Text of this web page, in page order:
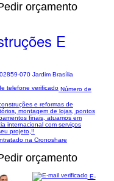
orçamento
E
070 Jardim Brasília
Número de
e reformas de
montagem de lojas, pontos
finais, atuamos em
internacional com serviços
projeto,!!
na Cronoshare
orçamento
E-